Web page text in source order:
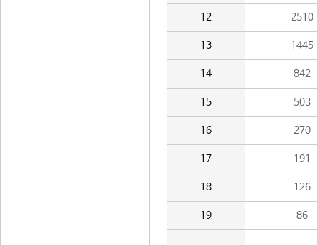
12 2510
13 1445
14 842
15 503
16 270
17 191
18 126
19 86